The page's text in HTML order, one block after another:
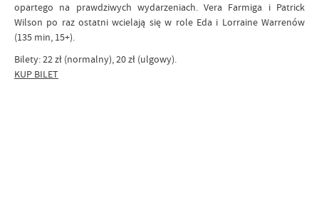
opartego na prawdziwych wydarzeniach. Vera Farmiga i Patrick
Wilson po raz ostatni wcielają się w role Eda i Lorraine Warrenów
(135 min, 15+).
Bilety: 22 zł (normalny), 20 zł (ulgowy).
KUP BILET